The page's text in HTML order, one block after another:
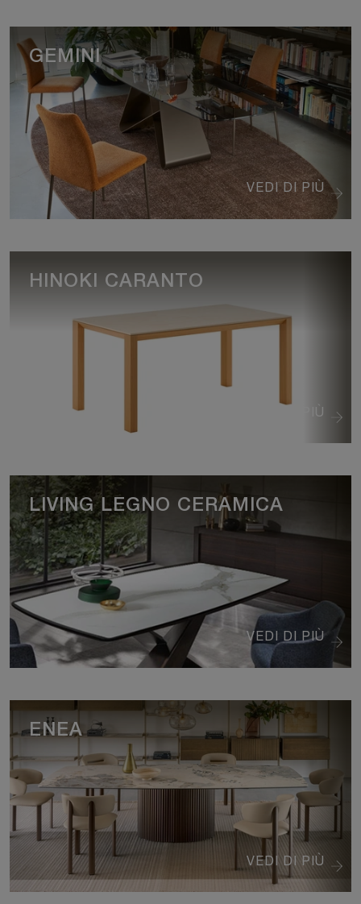
VEDI DI PIÙ
GEMINI
VEDI DI PIÙ
HINOKI CARANTO
VEDI DI PIÙ
LIVING LEGNO CERAMICA
VEDI DI PIÙ
ENEA